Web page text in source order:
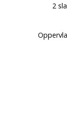
2